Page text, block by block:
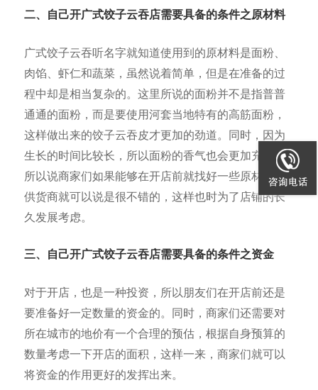
二、自己开广式饺子云吞店需要具备的条件之原材料
广式饺子云吞听名字就知道使用到的原材料是面粉、
肉馅、虾仁和蔬菜，虽然说着简单，但是在准备的过
程中却是相当复杂的。这里所说的面粉并不是指普普
通通的面粉，而是要使用河套当地特有的高筋面粉，
这样做出来的饺子云吞皮才更加的劲道。同时，因为
生长的时间比较长，所以面粉的香气也会更加充足。
所以说商家们如果能够在开店前就找好一些原材料的
供货商就可以说是很不错的，这样也时为了店铺的长
久发展考虑。
三、自己开广式饺子云吞店需要具备的条件之资金
对于开店，也是一种投资，所以朋友们在开店前还是
要准备好一定数量的资金的。同时，商家们还需要对
所在城市的地价有一个合理的预估，根据自身预算的
数量考虑一下开店的面积，这样一来，商家们就可以
将资金的作用更好的发挥出来。